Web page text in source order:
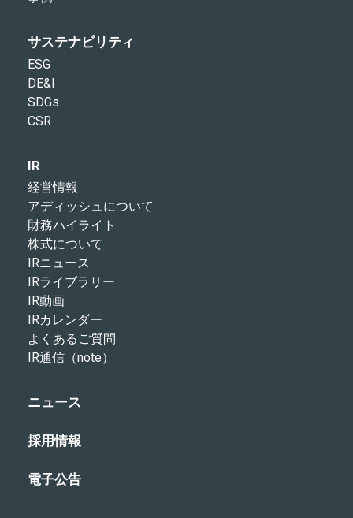
サステナビリティ
ESG
DE&I
SDGs
CSR
IR
経営情報
アディッシュについて
財務ハイライト
株式について
IRニュース
IRライブラリー
IR動画
IRカレンダー
よくあるご質問
IR通信（note）
ニュース
採用情報
電子公告